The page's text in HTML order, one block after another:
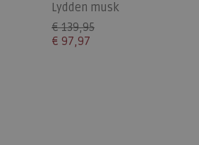
Lydden musk
€ 139,95
€ 97,97